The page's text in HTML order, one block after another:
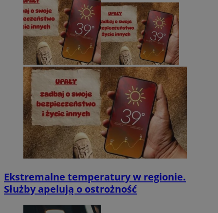
Ekstremalne temperatury w regionie.
Służby apelują o ostrożność